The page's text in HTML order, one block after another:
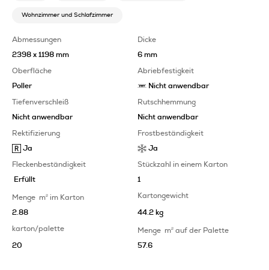
Wohnzimmer und Schlafzimmer
Abmessungen
2398 x 1198 mm
Dicke
6 mm
Oberfläche
Poller
Abriebfestigkeit
Nicht anwendbar
Tiefenverschleiß
Nicht anwendbar
Rutschhemmung
Nicht anwendbar
Rektifizierung
Ja
Frostbeständigkeit
Ja
Fleckenbeständigkeit
Erfüllt
Stückzahl in einem Karton
1
Menge m2 im Karton
2.88
Kartongewicht
44.2 kg
karton/palette
20
Mengem2 auf der Palette
57.6